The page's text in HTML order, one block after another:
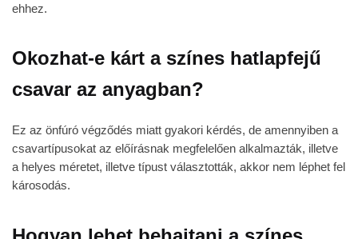
ehhez.
Okozhat-e kárt a színes hatlapfejű
csavar az anyagban?
Ez az önfúró végződés miatt gyakori kérdés, de amennyiben a
csavartípusokat az előírásnak megfelelően alkalmazták, illetve
a helyes méretet, illetve típust választották, akkor nem léphet fel
károsodás.